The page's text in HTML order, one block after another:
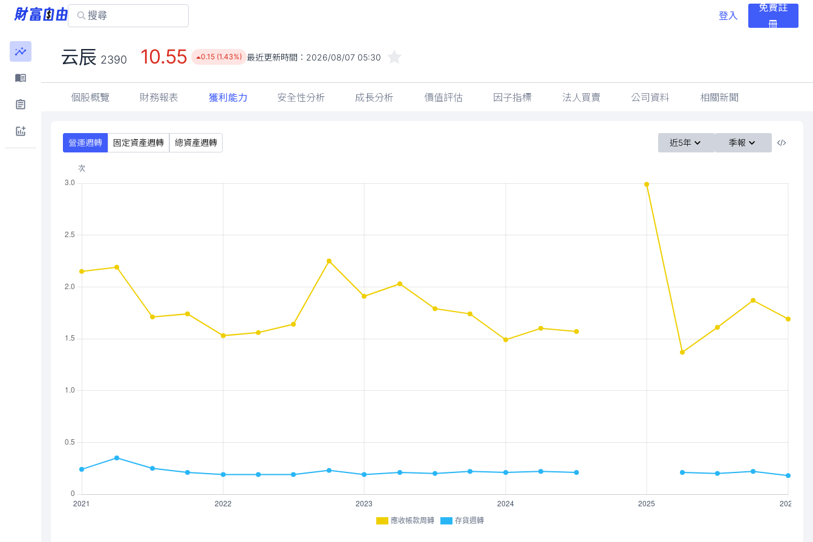
登入
免費註
冊
云辰 2390 10.55 0.15 (1.43%) 最近更新時間： 2026/08/07 05:30
個股概覽 財務報表 獲利能力 安全性分析 成長分析 價值評估 因子指標 法人買賣 公司資料 相關新聞
營運週轉 固定資產週轉 總資產週轉 近5年 季報
應收帳款周轉 存貨週轉